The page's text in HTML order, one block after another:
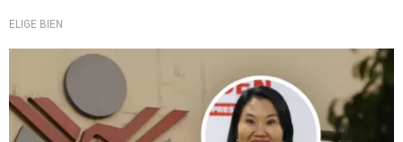
ELIGE BIEN
Proclamación sería en 30 días